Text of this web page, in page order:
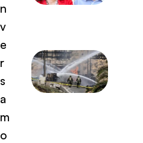
n
v
e
r
s
a
m
o